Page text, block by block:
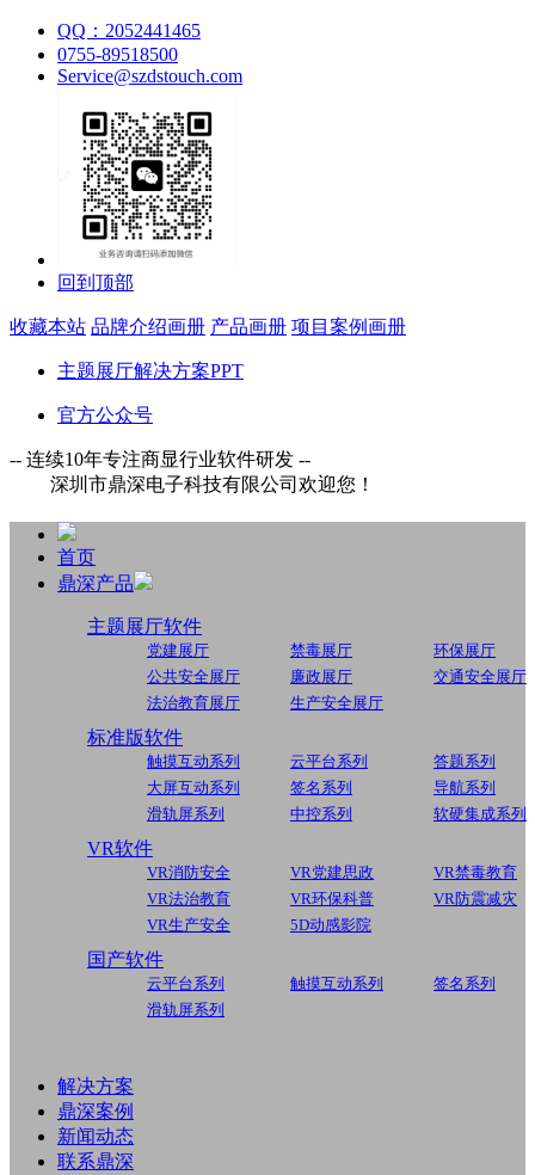
QQ：2052441465
0755-89518500
Service@szdstouch.com
回到顶部
收藏本站 品牌介绍画册 产品画册 项目案例画册
主题展厅解决方案PPT
官方公众号
-- 连续10年专注商显行业软件研发 --
深电子科技有限公司欢迎您！
首页
鼎深产品
主题展厅软件
党建展厅 禁毒展厅
环保展厅
公共安全展厅
廉政展厅
交通安全展厅
法治教育展厅
生产安全展厅
标准版软件
触摸互动系列 云平台系列
答题系列
大屏互动系列
签名系列
导航系列
滑轨屏系列
中控系列 软硬集成系列
VR软件
VR消防安全 VR党建思政
VR禁毒教育
VR法治教育
VR环保科普
VR防震减灾
VR生产安全
5D动感影院
国产软件
云平台系列 触摸互动系列
签名系列
滑轨屏系列
解决方案
鼎深案例
新闻动态
联系鼎深